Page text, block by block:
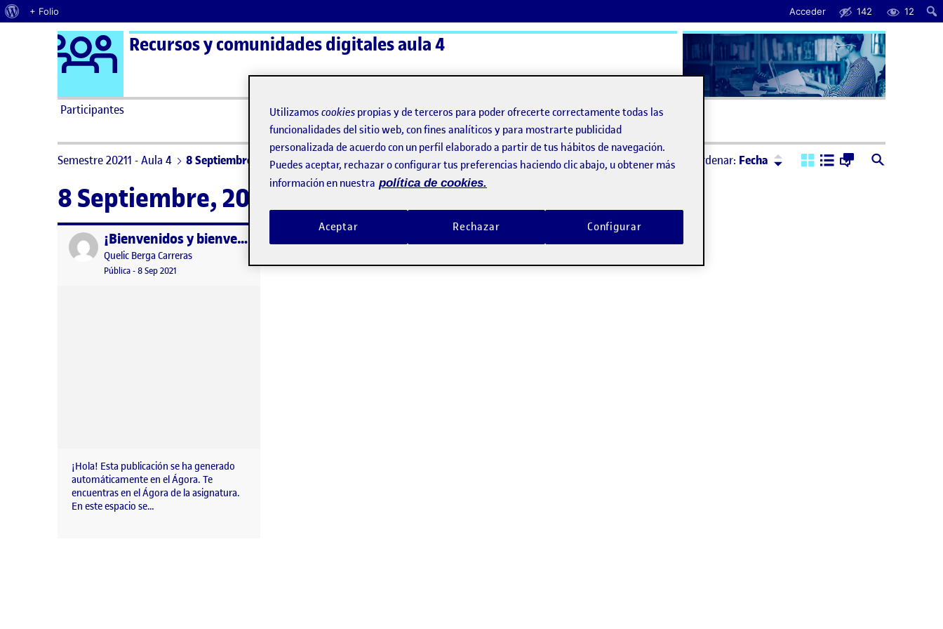
Acerca de WordPress
+ Folio Acceder 142 12
Saltar al contenido Logo Ágora
Recursos y comunidades digitales aula 4
Participantes ActiFolios Ayuda
Semestre 20211 - Aula 4 8 Septiembre, 2021 Ordenar: Fecha Ordenar:Descendente
8 Septiembre, 2021
Publicado por ¡Bienvenidos y bienvenidas!
Publicado por
Quelic Berga Carreras
Visibilidad:
Pública-Fecha de publicación
8 Sep 2021 9 septiembre, 2021 2:49 pm
¡Hola! Esta publicación se ha generado
automáticamente en el Ágora. Te
encuentras en el Ágora de la asignatura.
En este espacio se…
Utilizamos cookies propias y de terceros para poder ofrecerte correctamente todas las
funcionalidades del sitio web, con fines analíticos y para mostrarte publicidad
personalizada de acuerdo con un perfil elaborado a partir de tus hábitos de navegación.
Puedes aceptar, rechazar o configurar tus preferencias haciendo clic abajo, u obtener más
información en nuestra política de cookies.
Rechazar
Aceptar Configurar